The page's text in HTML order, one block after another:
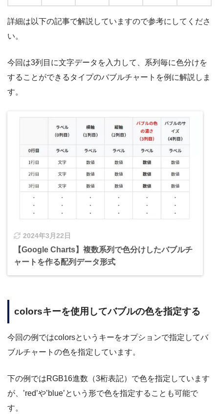
詳細は以下の記事で解説していますので参考にしてくださ
い。
今回は3列目に文字データを入力して、系列毎に色分けを
することができるタイプのバブルチャートを例に解説しま
す。
2024年3月22日
【Google Charts】複数系列で色分けしたバブルチ
ャートを作る配列データ形式
colorsキーを使用してバブルの色を指定する
今回の例ではcolorsというキーをオプションで指定してバ
ブルチャートの色を指定しています。
下の例ではRGB16進数（3桁表記）で色を指定しています
が、’red’や’blue’という形で色を指定することも可能で
す。